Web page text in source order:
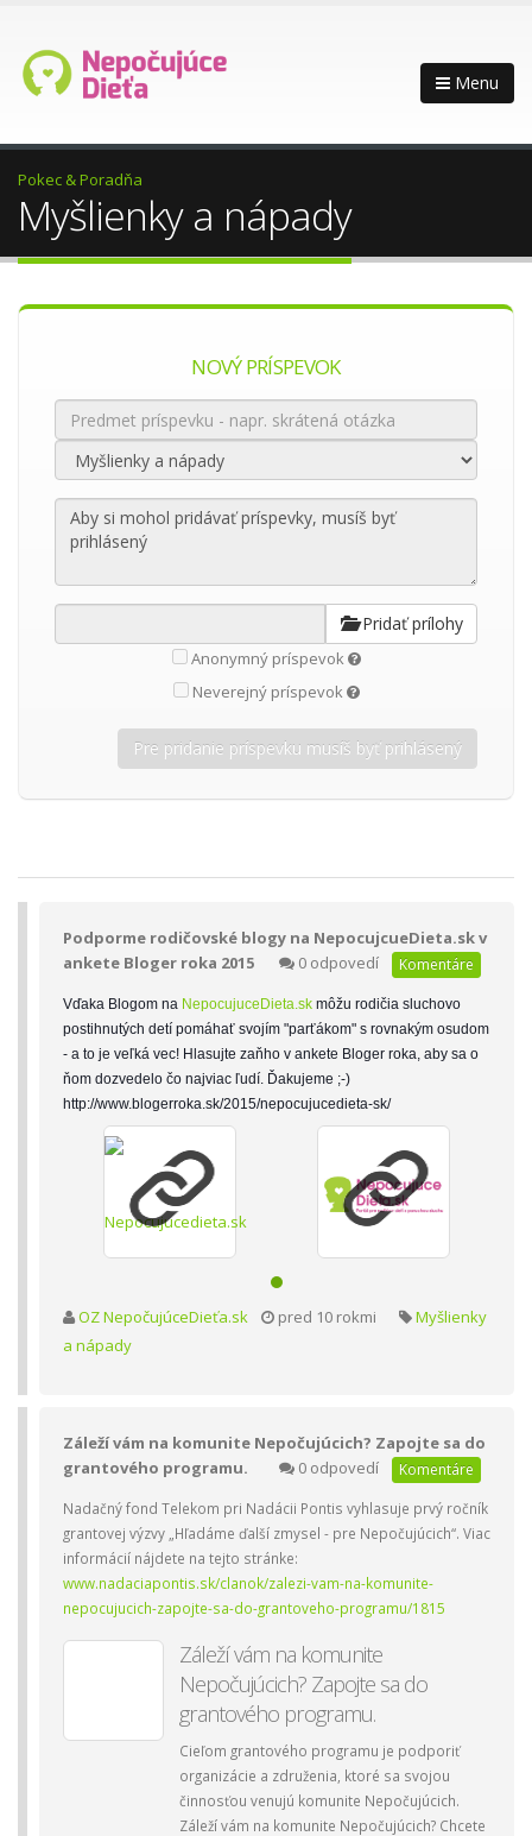
Menu
Pokec & Poradňa
Myšlienky a nápady
NOVÝ PRÍSPEVOK
Pridať prílohy
Anonymný príspevok
Neverejný príspevok
Podporme rodičovské blogy na NepocujcueDieta.sk v
ankete Bloger roka 2015
0 odpovedí Komentáre
Vďaka Blogom na NepocujuceDieta.sk môžu rodičia sluchovo
postihnutých detí pomáhať svojím "parťákom" s rovnakým osudom
- a to je veľká vec! Hlasujte zaňho v ankete Bloger roka, aby sa o
ňom dozvedelo čo najviac ľudí. Ďakujeme ;-)
http://www.blogerroka.sk/2015/nepocujucedieta-sk/
OZ NepočujúceDieťa.sk pred 10 rokmi
Myšlienky
a nápady
Záleží vám na komunite Nepočujúcich? Zapojte sa do
grantového programu.
0 odpovedí Komentáre
Nadačný fond Telekom pri Nadácii Pontis vyhlasuje prvý ročník
grantovej výzvy „Hľadáme ďalší zmysel - pre Nepočujúcich“. Viac
informácií nájdete na tejto stránke:
www.nadaciapontis.sk/clanok/zalezi-vam-na-komunite-
nepocujucich-zapojte-sa-do-grantoveho-programu/1815
Záleží vám na komunite
Nepočujúcich? Zapojte sa do
grantového programu.
Cieľom grantového programu je podporiť
organizácie a združenia, ktoré sa svojou
činnosťou venujú komunite Nepočujúcich.
Záleží vám na komunite Nepočujúcich? Chcete